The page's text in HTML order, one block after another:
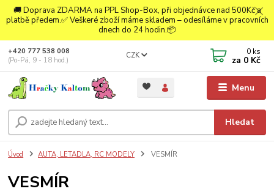
🚚 Doprava ZDARMA na PPL Shop-Box, při objednávce nad 500Kč a
platbě předem.✅ Veškeré zboží máme skladem – odesíláme v pracovních
dnech do 24 hodin.📦
Menu
CZK
Hledat
+420 777 538 008
(Po-Pá, 9 - 18 hod.)
0 ks
za 0 Kč
Úvod AUTA, LETADLA, RC MODELY VESMÍR
VESMÍR